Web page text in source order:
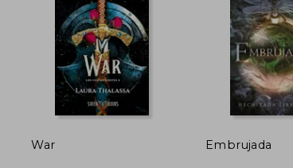
War Embrujada